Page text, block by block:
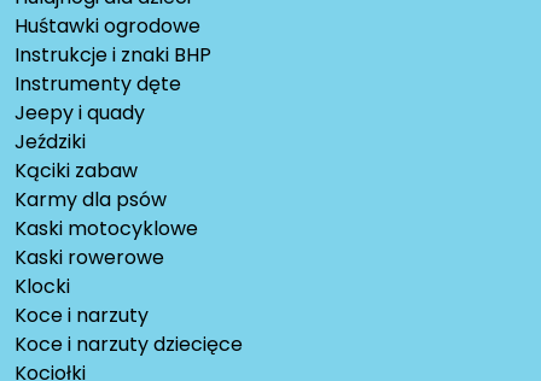
Huśtawki ogrodowe
Instrukcje i znaki BHP
Instrumenty dęte
Jeepy i quady
Jeździki
Kąciki zabaw
Karmy dla psów
Kaski motocyklowe
Kaski rowerowe
Klocki
Koce i narzuty
Koce i narzuty dziecięce
Kociołki